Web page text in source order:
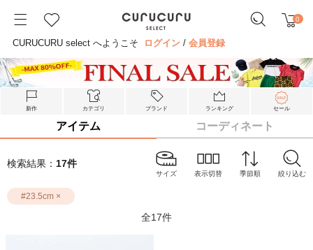
0
CURUCURU select へようこそ ログイン /会員登録
新作 カテゴリ ブランド ランキング セール
アイテム コーディネート
検索結果： 17件
サイズ 表示切替 季節順 絞り込む
#23.5cm ×
全17件